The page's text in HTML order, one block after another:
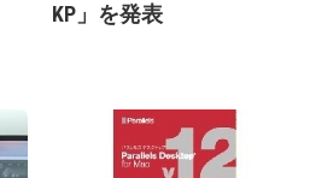
KP」を発表